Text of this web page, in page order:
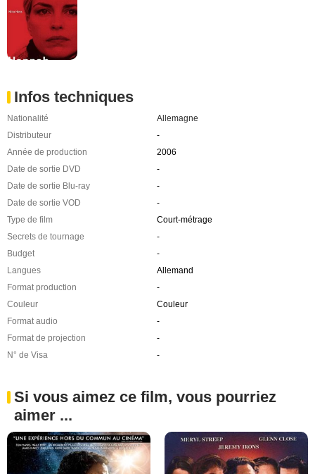
Infos techniques
Nationalité
Allemagne
Distributeur
-
Année de production
2006
Date de sortie DVD
-
Date de sortie Blu-ray
-
Date de sortie VOD
-
Type de film
Court-métrage
Secrets de tournage
-
Budget
-
Langues
Allemand
Format production
-
Couleur
Couleur
Format audio
-
Format de projection
-
N° de Visa
-
Si vous aimez ce film, vous pourriez
aimer ...